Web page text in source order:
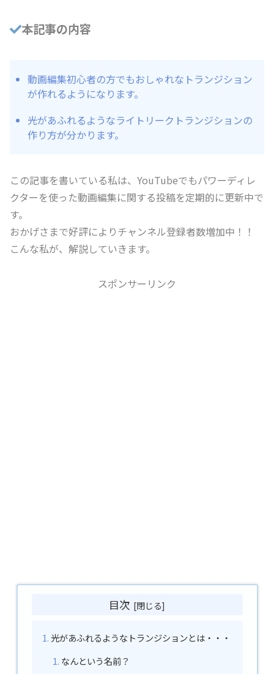
本記事の内容
動画編集初心者の方でもおしゃれなトランジション
が作れるようになります。
光があふれるようなライトリークトランジションの
作り方が分かります。
この記事を書いている私は、YouTubeでもパワーディレ
クターを使った動画編集に関する投稿を定期的に更新中で
す。
おかげさまで好評によりチャンネル登録者数増加中！！
こんな私が、解説していきます。
スポンサーリンク
目次
光があふれるようなトランジションとは・・・
なんという名前？